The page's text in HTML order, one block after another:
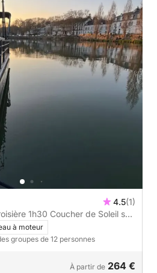
4.5(1)
1h30 Coucher de Soleil sur
à moteur
groupes de 12 personnes
À partir de 264 €